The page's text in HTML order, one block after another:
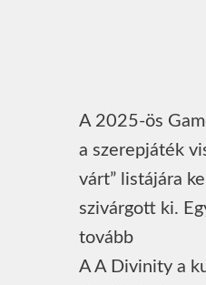
A 2025-ös
a szerepjáték
várt” listájára
szivárgott ki.
tovább
A A Divinity a